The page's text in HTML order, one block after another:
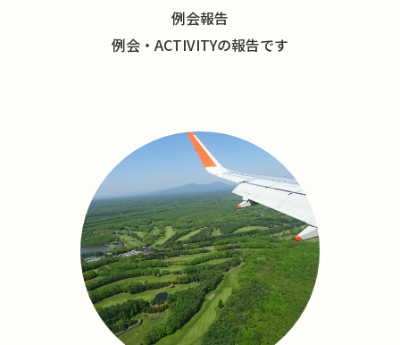
例会報告
例会・ACTIVITYの報告です